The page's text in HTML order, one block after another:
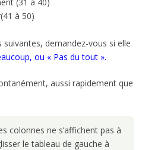
à 50)
demandez-vous si elle
ou « Pas du tout ».
aussi rapidement que
colonnes ne s’affichent pas à
le tableau de gauche à